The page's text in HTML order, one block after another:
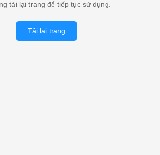
tải lại trang để tiếp tục sử dụng.
Tải lại trang